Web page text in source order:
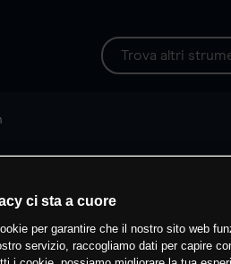
ci sta a cuore
per garantire che il nostro sito web
servizio, raccogliamo dati per capire